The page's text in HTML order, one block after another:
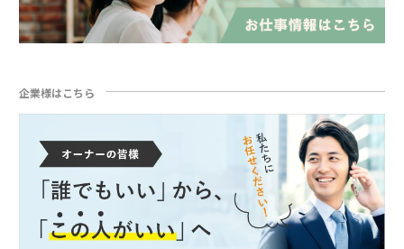
企業様はこちら